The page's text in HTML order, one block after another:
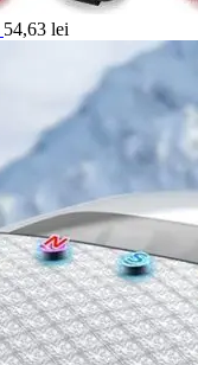
54,63 lei